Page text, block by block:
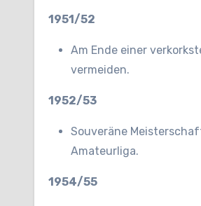
1951/52
Am Ende einer
vermeiden.
1952/53
Souveräne
Amateurliga.
1954/55